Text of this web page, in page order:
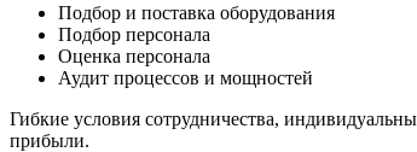
Подбор и поставка оборудования
Подбор персонала
Оценка персонала
Аудит процессов и мощностей
Гибкие условия сотрудничества,
прибыли.